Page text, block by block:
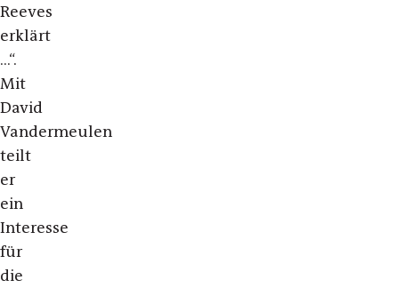
Reeves
erklärt
…“.
Mit
David
Vandermeulen
teilt
er
ein
Interesse
für
die